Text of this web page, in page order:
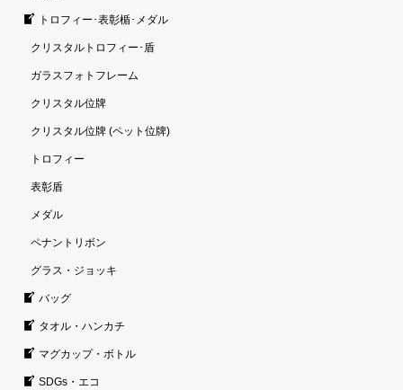
トロフィー･表彰楯･メダル
クリスタルトロフィー･盾
ガラスフォトフレーム
クリスタル位牌
クリスタル位牌 (ペット位牌)
トロフィー
表彰盾
メダル
ペナントリボン
グラス・ジョッキ
バッグ
タオル・ハンカチ
マグカップ・ボトル
SDGs・エコ